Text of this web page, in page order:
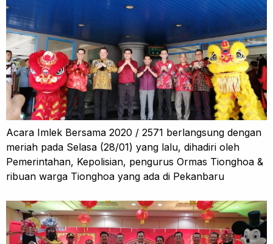
Acara Imlek Bersama 2020 / 2571 berlangsung dengan
meriah pada Selasa (28/01) yang lalu, dihadiri oleh
Pemerintahan, Kepolisian, pengurus Ormas Tionghoa &
ribuan warga Tionghoa yang ada di Pekanbaru